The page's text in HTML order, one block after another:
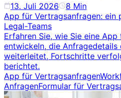
13. Juli 2026 8 Min
App für Vertragsanfragen: ein
Legal-Teams
Erfahren Sie, wie Sie eine
entwickeln, die Anfragedetails
weiterleitet, Fortschritte
berichtet.
App für Vertragsanfragen
AnfragenFormular für